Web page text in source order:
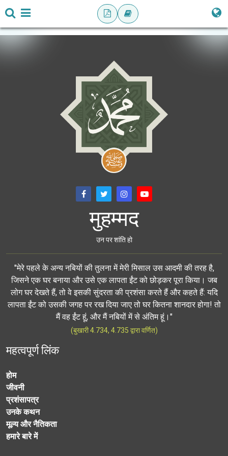
मुहम्मद
उन पर शांति हो
"मेरे पहले के अन्य नबियों की तुलना में मेरी मिसाल उस आदमी की तरह है,
जिसने एक घर बनाया और उसे एक लापता ईंट को छोड़कर पूरा किया। जब
लोग घर देखते हैं, तो वे इसकी सुंदरता की प्रशंसा करते हैं और कहते हैं: यदि
लापता ईंट को उसकी जगह पर रख दिया जाए तो घर कितना शानदार होगा! तो
मैं वह ईंट हूं, और मैं नबियों में से अंतिम हूं।"
(बुखारी 4.734, 4.735 द्वारा वर्णित)
महत्वपूर्ण लिंक
होम
जीवनी
प्रशंसापत्र
उनके कथन
मूल्य और नैतिकता
हमारे बारे में